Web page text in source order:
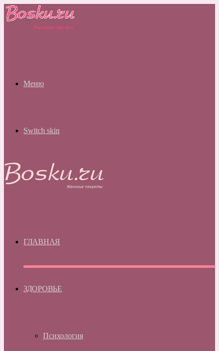
Меню
Switch skin
ГЛАВНАЯ
ЗДОРОВЬЕ
Психология